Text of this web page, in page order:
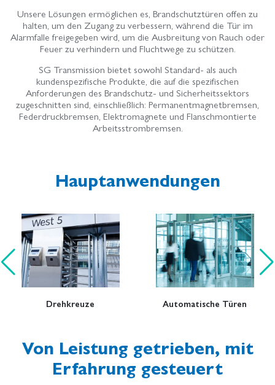
Unsere Lösungen ermöglichen es, Brandschutztüren offen zu
halten, um den Zugang zu verbessern, während die Tür im
Alarmfalle freigegeben wird, um die Ausbreitung von Rauch oder
Feuer zu verhindern und Fluchtwege zu schützen.
SG Transmission bietet sowohl Standard- als auch
kundenspezifische Produkte, die auf die spezifischen
Anforderungen des Brandschutz- und Sicherheitssektors
zugeschnitten sind, einschließlich: Permanentmagnetbremsen,
Federdruckbremsen, Elektromagnete und Flanschmontierte
Arbeitsstrombremsen.
Hauptanwendungen
Drehkreuze Automatische Türen
Von Leistung getrieben, mit
Erfahrung gesteuert